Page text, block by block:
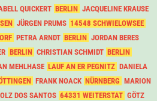
QUICKERT BERLIN JACQUELINE KRAUSE
JÜRGEN PRUMS 14548 SCHWIELOWSEE
PETRA ARNDT BERLIN JORDAN BERES
BERLIN CHRISTIAN SCHMIDT BERLIN
MEHLHASE LAUF AN ER PEGNITZ DANIELA
FRANK NOACK NÜRNBERG MARION
DOS SANTOS 64331 WEITERSTAT GÖTZ